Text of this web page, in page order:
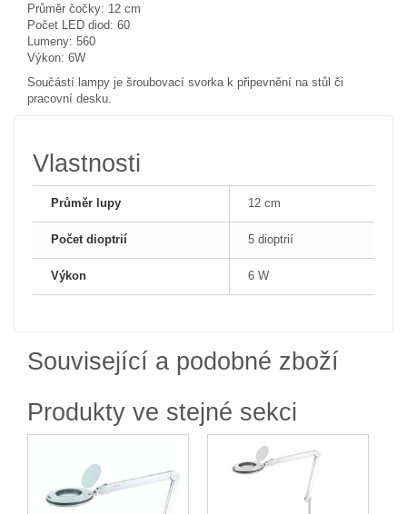
Průměr čočky: 12 cm
Počet LED diod: 60
Lumeny: 560
Výkon: 6W
Součástí lampy je šroubovací svorka k připevnění na stůl či
pracovní desku.
Vlastnosti
Průměr lupy 12 cm
Počet dioptrií 5 dioptrií
Výkon 6 W
Související a podobné zboží
Produkty ve stejné sekci